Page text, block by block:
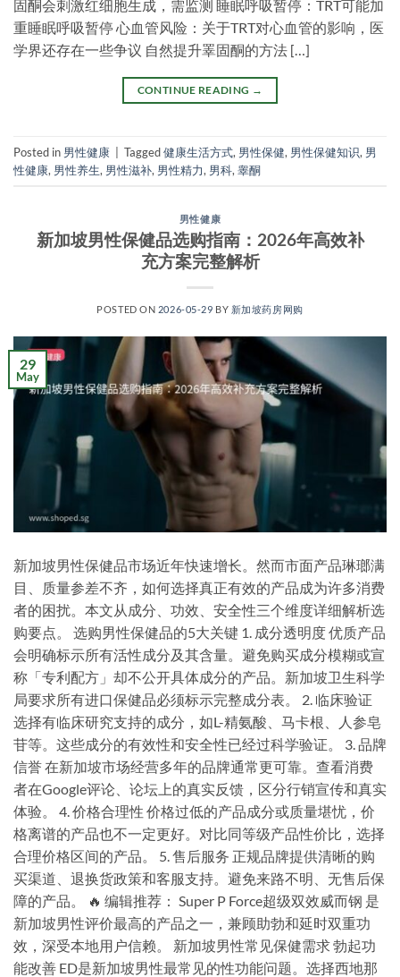
固酮会刺激红细胞生成，需监测 睡眠呼吸暂停：TRT可能加
重睡眠呼吸暂停 心血管风险：关于TRT对心血管的影响，医
学界还存在一些争议 自然提升睪固酮的方法 […]
CONTINUE READING →
Posted in 男性健康 Tagged健康生活方式, 男性保健, 男性保健知识, 男
性健康, 男性养生, 男性滋补, 男性精力, 男科, 睾酮
男性健康
新加坡男性保健品选购指南：2026年高效补
充方案完整解析
POSTED ON 2026-05-29 BY 新加坡药房网购
29
May
新加坡男性保健品市场近年快速增长。然而市面产品琳瑯满
目、质量参差不齐，如何选择真正有效的产品成为许多消费
者的困扰。本文从成分、功效、安全性三个维度详细解析选
购要点。 选购男性保健品的5大关键 1. 成分透明度 优质产品
会明确标示所有活性成分及其含量。避免购买成分模糊或宣
称「专利配方」却不公开具体成分的产品。新加坡卫生科学
局要求所有进口保健品必须标示完整成分表。 2. 临床验证
选择有临床研究支持的成分，如L-精氨酸、马卡根、人参皂
苷等。这些成分的有效性和安全性已经过科学验证。 3. 品牌
信誉 在新加坡市场经营多年的品牌通常更可靠。查看消费
者在Google评论、论坛上的真实反馈，区分行销宣传和真实
体验。 4. 价格合理性 价格过低的产品成分或质量堪忧，价
格离谱的产品也不一定更好。对比同等级产品性价比，选择
合理价格区间的产品。 5. 售后服务 正规品牌提供清晰的购
买渠道、退换货政策和客服支持。避免来路不明、无售后保
障的产品。 🔥 编辑推荐： Super P Force超级双效威而钢 是
新加坡男性评价最高的产品之一，兼顾助勃和延时双重功
效，深受本地用户信赖。 新加坡男性常见保健需求 勃起功
能改善 ED是新加坡男性最常见的性功能问题。选择西地那